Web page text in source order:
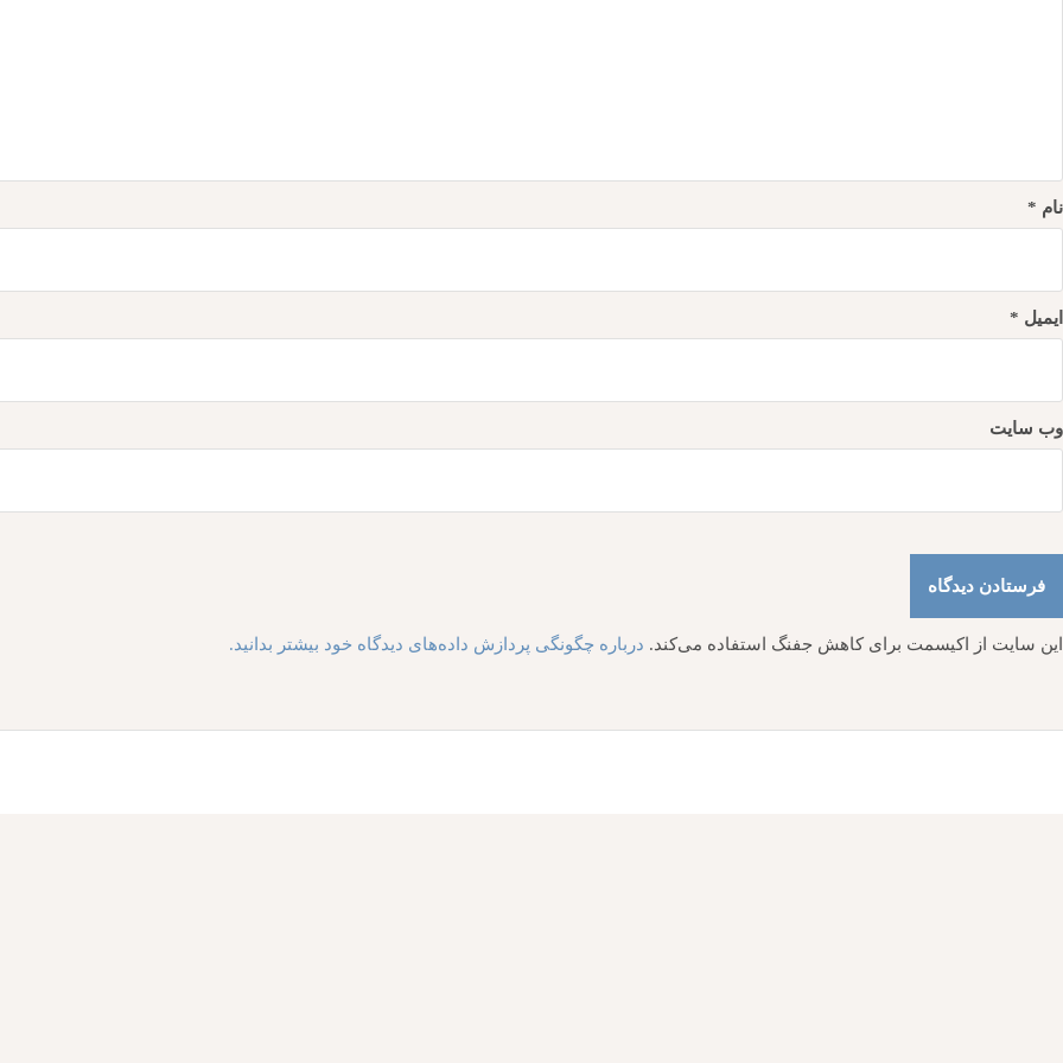
نام *
ایمیل *
وب‌ سایت
این سایت از اکیسمت برای کاهش جفنگ استفاده می‌کند. درباره چگونگی پردازش داده‌های دیدگاه خود بیشتر بدانید.